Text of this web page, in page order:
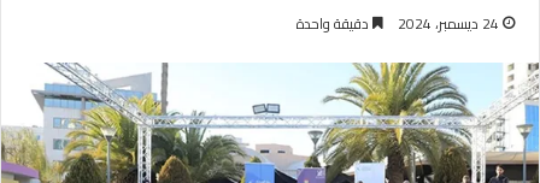
24 ديسمبر، 2024 دقيقة واحدة